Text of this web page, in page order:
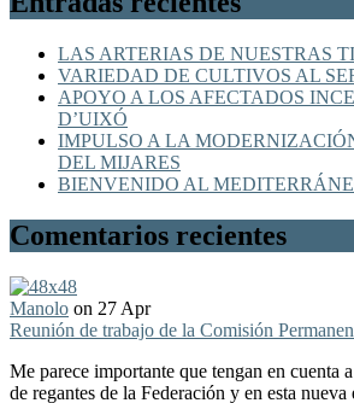
LAS ARTERIAS DE NUESTRAS
VARIEDAD DE CULTIVOS AL
APOYO A LOS AFECTADOS
D’UIXÓ
IMPULSO A LA
DEL MIJARES
BIENVENIDO AL
Comentarios recientes
Manolo on 27 Apr
Reunión de trabajo de la Comisión
Me parece importante que tengan en cuenta
de regantes de la Federación y en esta nueva